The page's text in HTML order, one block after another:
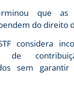
que as
do direito
considera
de
sem